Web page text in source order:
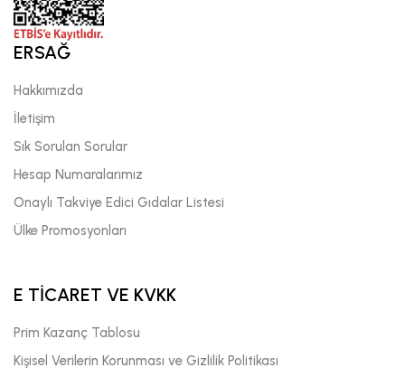
ERSAĞ
Hakkımızda
İletişim
Sık Sorulan Sorular
Hesap Numaralarımız
Onaylı Takviye Edici Gıdalar Listesi
Ülke Promosyonları
E TİCARET VE KVKK
Prim Kazanç Tablosu
Kişisel Verilerin Korunması ve Gizlilik Politikası